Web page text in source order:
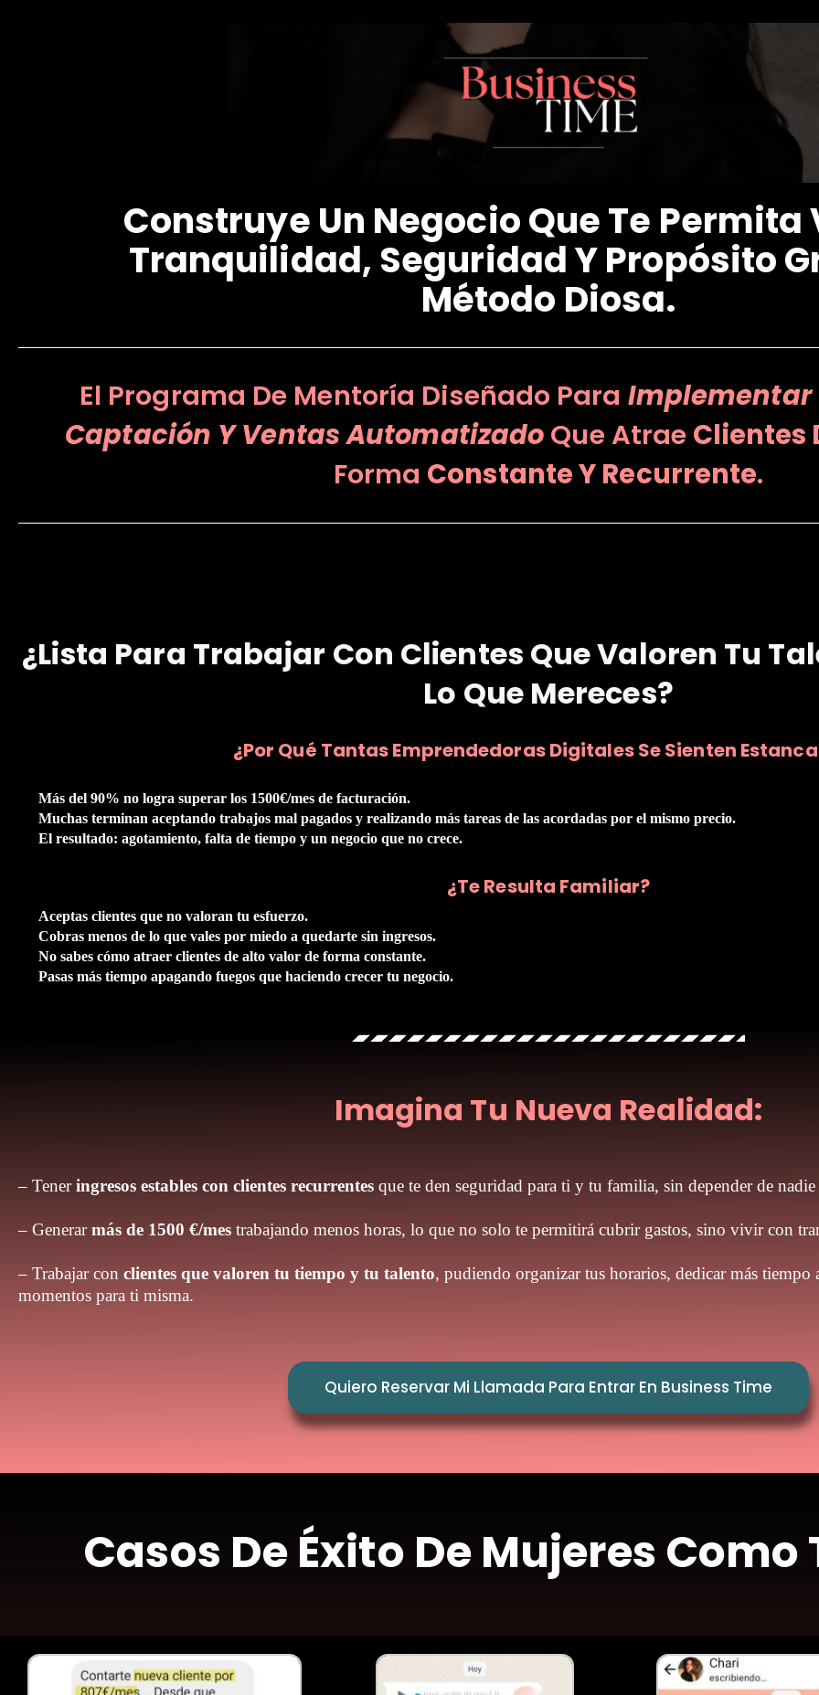
Construye Un Negocio Que Te Permita
Tranquilidad, Seguridad Y Propósito
Método Diosa.
El Programa De Mentoría Diseñado Para Implementar
Captación Y Ventas Automatizado Que Atrae Clientes
Forma Constante Y Recurrente.
¿Lista Para Trabajar Con Clientes Que Valoren Tu
Lo Que Mereces?
¿Por Qué Tantas Emprendedoras Digitales Se Sienten
Más del 90% no logra superar los 1500€/mes de facturación.
Muchas terminan aceptando trabajos mal pagados y realizando más tareas de las acordadas por el mismo precio.
El resultado: agotamiento, falta de tiempo y un negocio que no crece.
¿Te Resulta Familiar?
Aceptas clientes que no valoran tu esfuerzo.
Cobras menos de lo que vales por miedo a quedarte sin ingresos.
No sabes cómo atraer clientes de alto valor de forma constante.
Pasas más tiempo apagando fuegos que haciendo crecer tu negocio.
Imagina Tu Nueva Realidad:
– Teneringresos estables con clientes recurrentes que te den seguridad para ti y tu familia, sin depender de nadie
– Generarmás de 1500 €/mes trabajando menos horas, lo que no solo te permitirá cubrir gastos, sino vivir con
– Trabajar con clientes que valoren tu tiempo y tu talento, pudiendo organizar tus horarios, dedicar más tiempo
momentos para ti misma.
Quiero Reservar Mi Llamada Para Entrar En Business Time
Casos De Éxito De Mujeres Como